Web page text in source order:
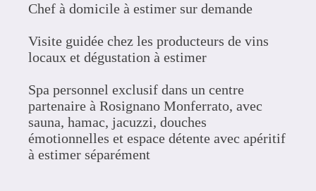
Chef à domicile à estimer sur demande
Visite guidée chez les producteurs de vins
locaux et dégustation à estimer
Spa personnel exclusif dans un centre
partenaire à Rosignano Monferrato, avec
sauna, hamac, jacuzzi, douches
émotionnelles et espace détente avec apéritif
à estimer séparément